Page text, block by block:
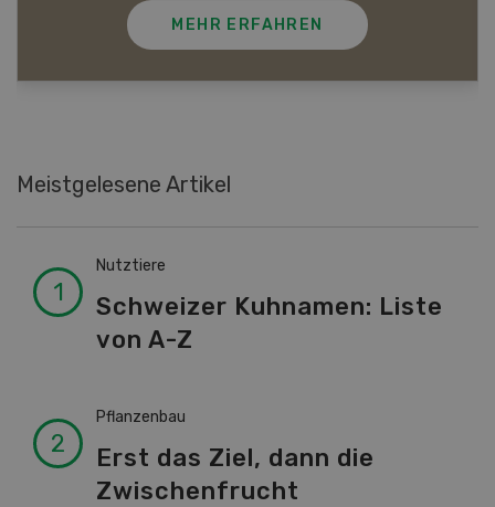
MEHR ERFAHREN
Meistgelesene Artikel
Nutztiere
Schweizer Kuhnamen: Liste
von A-Z
Pflanzenbau
Erst das Ziel, dann die
Zwischenfrucht